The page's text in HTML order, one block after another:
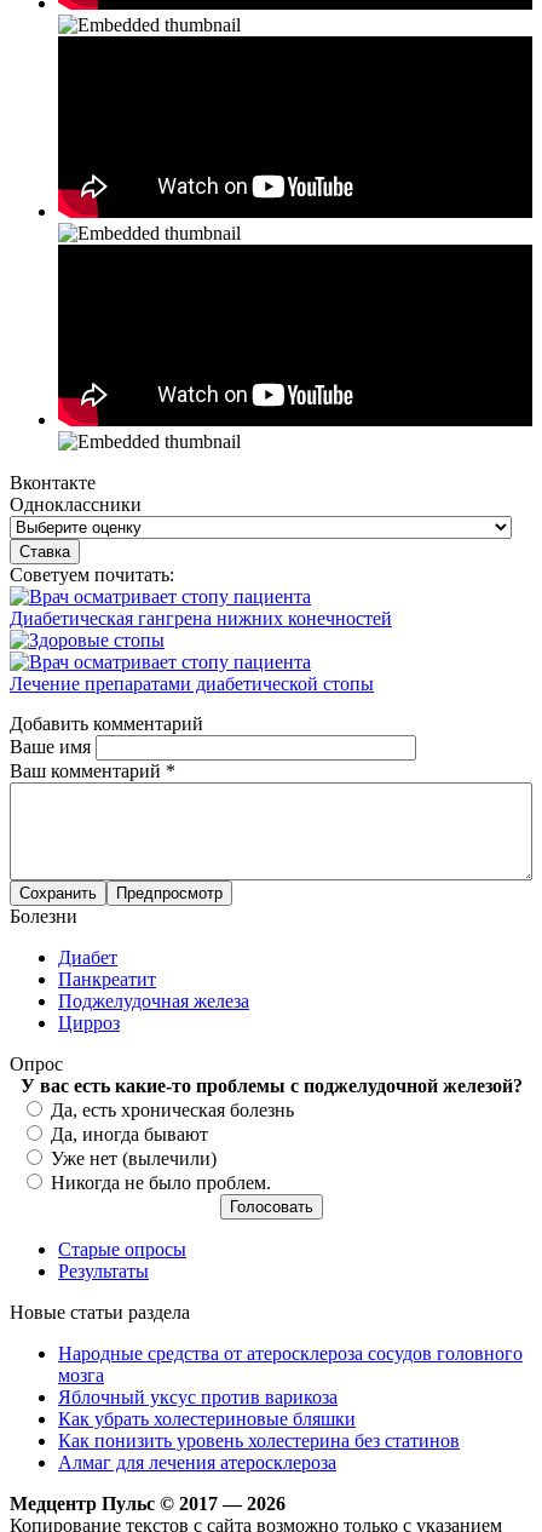
Вконтакте
Одноклассники
Советуем почитать:
Диабетическая гангрена нижних конечностей
Лечение препаратами диабетической стопы
Добавить комментарий
Ваше имя
Ваш комментарий *
Болезни
Диабет
Панкреатит
Поджелудочная железа
Цирроз
Опрос
У вас есть какие-то проблемы с поджелудочной железой?
Варианты
Да, есть хроническая болезнь
Да, иногда бывают
Уже нет (вылечили)
Никогда не было проблем.
Старые опросы
Результаты
Новые статьи раздела
Народные средства от атеросклероза сосудов головного
мозга
Яблочный уксус против варикоза
Как убрать холестериновые бляшки
Как понизить уровень холестерина без статинов
Алмаг для лечения атеросклероза
Медцентр Пульс © 2017 — 2026
Копирование текстов с сайта возможно только с указанием